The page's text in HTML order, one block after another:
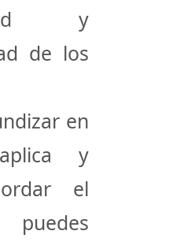
y
de los
en
y
el
puedes